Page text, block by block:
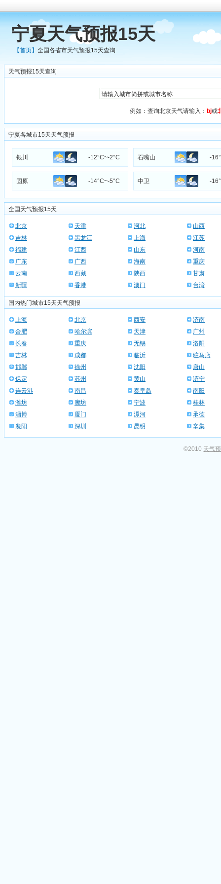
宁夏天气预报15天
【首页】全国各省市天气预报15天查询
天气预报15天查询
例如：查询北京天气请输入： bj或
宁夏各城市15天天气预报
银川 -12°C~-2°C 石嘴山 -
固原 -14°C~-5°C 中卫 -
全国天气预报15天
北京 天津 河北
山西
吉林
黑龙江 上海
江苏
福建
江西 山东
河南
广东
广西 海南
重庆
云南
西藏 陕西
甘肃
新疆
香港 澳门 台湾
国内热门城市15天天气预报
上海 北京 西安
济南
合肥
哈尔滨 天津
广州
长春
重庆 无锡
洛阳
吉林
成都 临沂
驻马店
邯郸
徐州 沈阳
唐山
保定
苏州 黄山
济宁
连云港
南昌 秦皇岛
南阳
潍坊
廊坊 宁波
桂林
淄博
厦门 漯河
承德
襄阳
深圳 昆明 辛集
©2010 天气